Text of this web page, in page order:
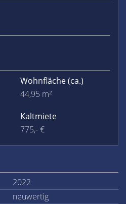
Wohnfläche(ca.)
44,95 m²
Kaltmiete
775,- €
2022
neuwertig